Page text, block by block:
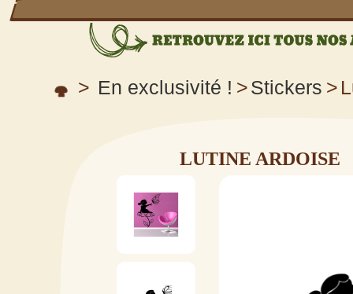
> En exclusivité ! >Stickers >
LUTINE ARDOISE